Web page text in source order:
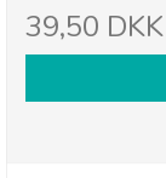
39,50 DKK